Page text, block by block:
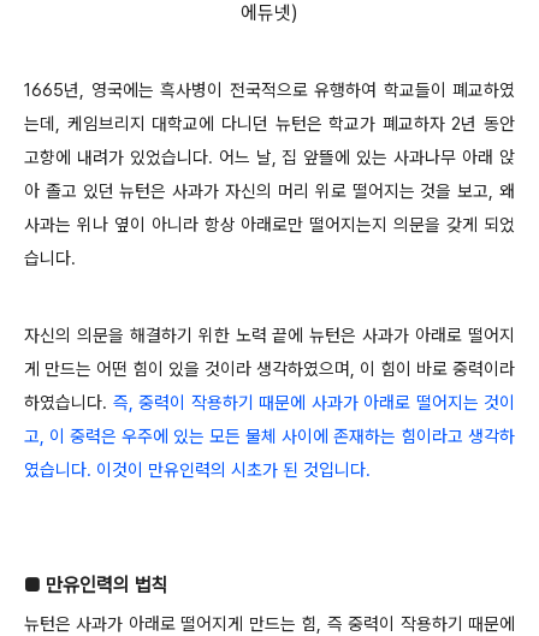
에듀넷)
1665년, 영국에는 흑사병이 전국적으로 유행하여 학교들이 폐교하였
는데, 케임브리지 대학교에 다니던 뉴턴은 학교가 폐교하자 2년 동안
고향에 내려가 있었습니다. 어느 날, 집 앞뜰에 있는 사과나무 아래 앉
아 졸고 있던 뉴턴은 사과가 자신의 머리 위로 떨어지는 것을 보고, 왜
사과는 위나 옆이 아니라 항상 아래로만 떨어지는지 의문을 갖게 되었
습니다.
자신의 의문을 해결하기 위한 노력 끝에 뉴턴은 사과가 아래로 떨어지
게 만드는 어떤 힘이 있을 것이라 생각하였으며, 이 힘이 바로 중력이라
하였습니다. 즉, 중력이 작용하기 때문에 사과가 아래로 떨어지는 것이
고, 이 중력은 우주에 있는 모든 물체 사이에 존재하는 힘이라고 생각하
였습니다. 이것이 만유인력의 시초가 된 것입니다.
■ 만유인력의 법칙
뉴턴은 사과가 아래로 떨어지게 만드는 힘, 즉 중력이 작용하기 때문에